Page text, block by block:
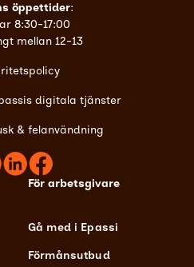
öppettider:
8:30-17:00
mellan 12-13
digitala tjänster
& felanvändning
För arbetsgivare
Gå med i Epassi
Förmånsutbud